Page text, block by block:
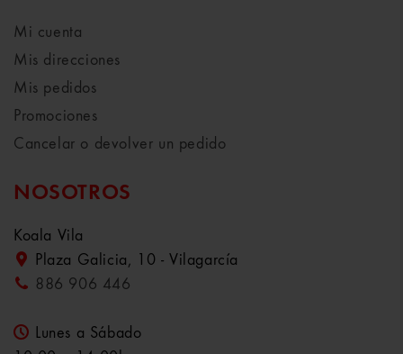
Mi cuenta
Mis direcciones
Mis pedidos
Promociones
Cancelar o devolver un pedido
NOSOTROS
Koala Vila
Plaza Galicia, 10 - Vilagarcía
886 906 446
Lunes a Sábado